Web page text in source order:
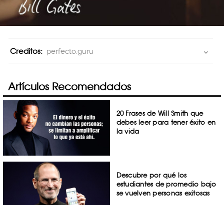
Creditos: perfecto.guru
Artículos Recomendados
20 Frases de Will Smith que
debes leer para tener éxito en
la vida
Descubre por qué los
estudiantes de promedio bajo
se vuelven personas exitosas